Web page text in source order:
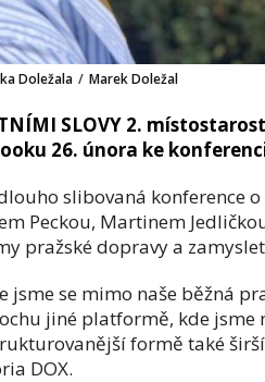
Doležala / Marek Doležal
SLOVY 2.
26. února ke
slibovaná konference
Peckou, Martinem
pražské dopravy a
jsme se mimo naše běžná
jiné platformě, kde
formě také
DOX.